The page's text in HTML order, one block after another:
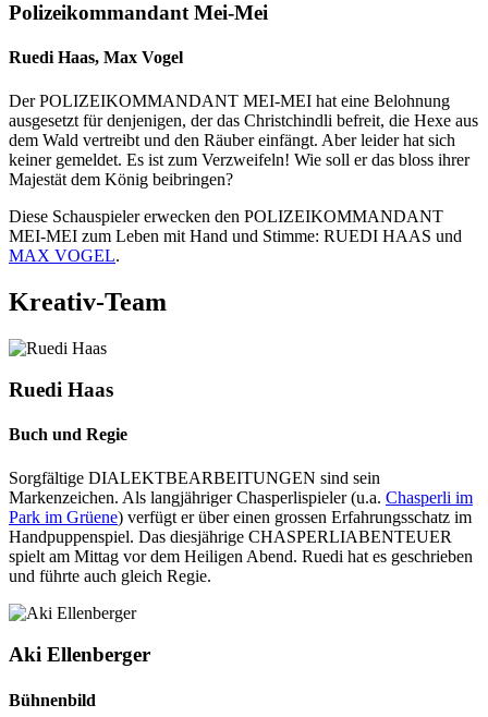
Polizeikommandant Mei-Mei
Ruedi Haas, Max Vogel
Der POLIZEIKOMMANDANT MEI-MEI hat eine Belohnung
ausgesetzt für denjenigen, der das Christchindli befreit, die Hexe aus
dem Wald vertreibt und den Räuber einfängt. Aber leider hat sich
keiner gemeldet. Es ist zum Verzweifeln! Wie soll er das bloss ihrer
Majestät dem König beibringen?
Diese Schauspieler erwecken den POLIZEIKOMMANDANT
MEI-MEI zum Leben mit Hand und Stimme: RUEDI HAAS und
MAX VOGEL.
Kreativ-Team
Ruedi Haas
Buch und Regie
Sorgfältige DIALEKTBEARBEITUNGEN sind sein
Markenzeichen. Als langjähriger Chasperlispieler (u.a. Chasperli im
Park im Grüene) verfügt er über einen grossen Erfahrungsschatz im
Handpuppenspiel. Das diesjährige CHASPERLIABENTEUER
spielt am Mittag vor dem Heiligen Abend. Ruedi hat es geschrieben
und führte auch gleich Regie.
Aki Ellenberger
Bühnenbild